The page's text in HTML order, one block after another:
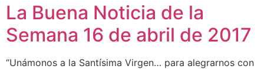
La Buena Noticia de la
Semana 16 de abril de 2017
“Unámonos a la Santísima Virgen… para alegrarnos con